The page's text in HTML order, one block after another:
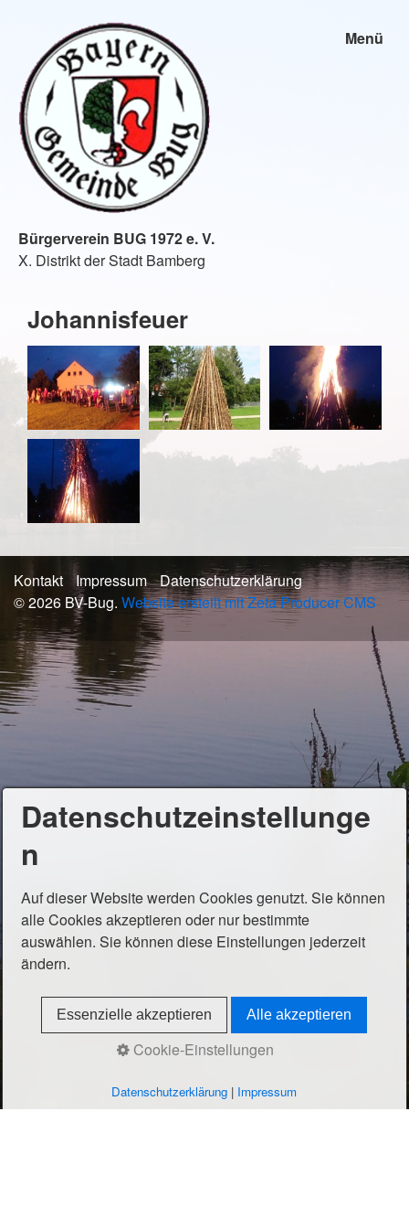
Bürgerverein BUG 1972 e. V.
X. Distrikt der Stadt Bamberg
Menü
Johannisfeuer
Kontakt Impressum
Datenschutzerklärung
© 2026 BV-Bug. Website erstellt mit Zeta Producer CMS
Datenschutzeinstellunge
n
Auf dieser Website werden Cookies genutzt. Sie können
alle Cookies akzeptieren oder nur bestimmte
auswählen. Sie können diese Einstellungen jederzeit
ändern.
Essenzielle akzeptieren Alle akzeptieren
Cookie-Einstellungen
Datenschutzerklärung | Impressum